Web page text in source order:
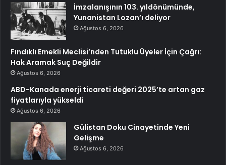
İmzalanışının 103. yıldönümünde,
Yunanistan Lozan’ı deliyor
Ağustos 6, 2026
Fındıklı Emekli Meclisi’nden Tutuklu Üyeler İçin Çağrı:
Hak Aramak Suç Değildir
Ağustos 6, 2026
ABD-Kanada enerji ticareti değeri 2025’te artan gaz
fiyatlarıyla yükseldi
Ağustos 6, 2026
Gülistan Doku Cinayetinde Yeni
Gelişme
Ağustos 6, 2026